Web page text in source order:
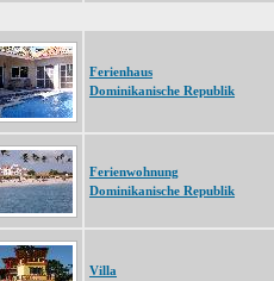
Ferienhaus
Dominikanische Republik
Ferienwohnung
Dominikanische Republik
Villa